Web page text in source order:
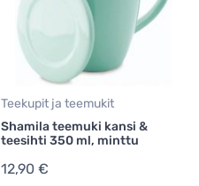
Teekupit ja teemukit
Shamila teemuki kansi &
teesihti 350 ml, minttu
12,90 €